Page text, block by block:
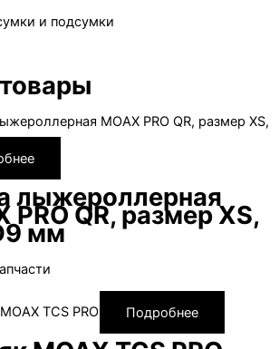
и подсумки
лыжероллерная
PRO QR, размер XS,
мм
Подробнее